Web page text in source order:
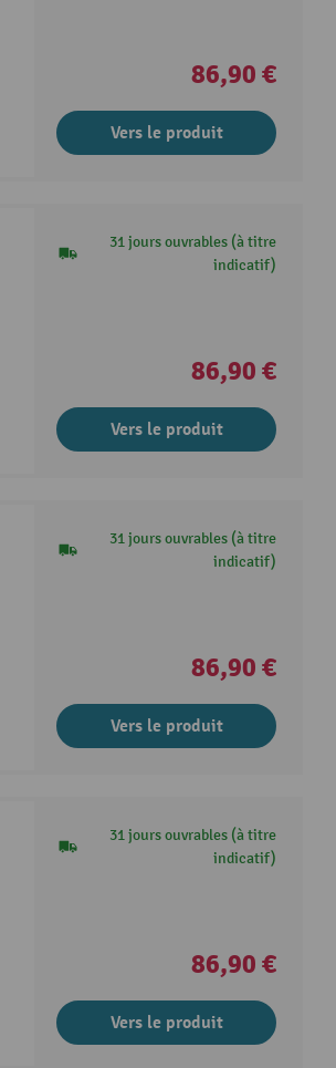
86,90 €
Vers le produit
31 jours ouvrables (à titre
indicatif)
86,90 €
Vers le produit
31 jours ouvrables (à titre
indicatif)
86,90 €
Vers le produit
31 jours ouvrables (à titre
indicatif)
86,90 €
Vers le produit